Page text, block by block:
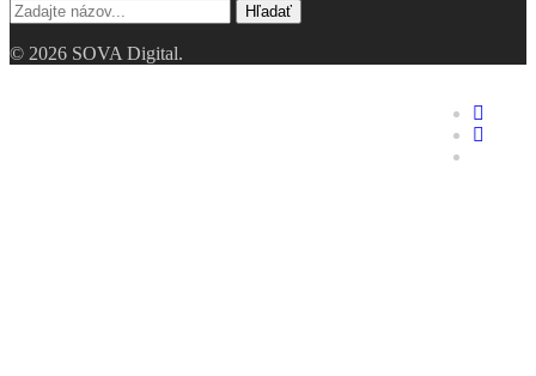
Hľadať
© 2026 SOVA Digital.
linkedin